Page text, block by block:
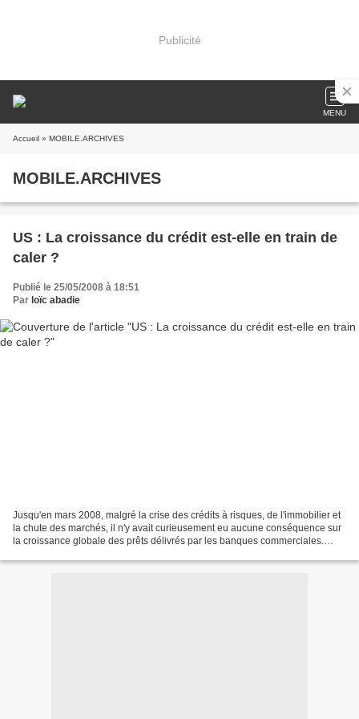
Publicité
MENU
Accueil » MOBILE.ARCHIVES
MOBILE.ARCHIVES
US : La croissance du crédit est-elle en train de
caler ?
Publié le 25/05/2008 à 18:51
Par loïc abadie
Jusqu'en mars 2008, malgré la crise des crédits à risques, de l'immobilier et
la chute des marchés, il n'y avait curieusement eu aucune conséquence sur
la croissance globale des prêts délivrés par les banques commerciales.